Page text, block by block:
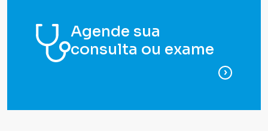
Agende sua
consulta ou exame
para